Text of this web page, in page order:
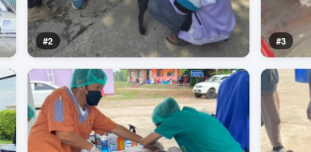
#2 #3